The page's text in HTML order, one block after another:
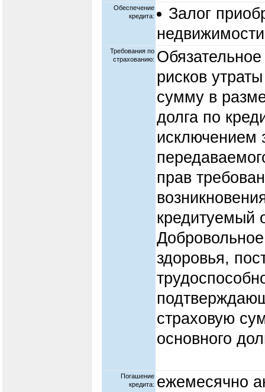
Обеспечение
кредита:
Залог
недвижимости
Требования по
страхованию: Обязательное
рисков
сумму в
долга по
исключением
прав
кредитуемый
здоровья,
страховую
основного
Погашение
кредита: ежемесячно